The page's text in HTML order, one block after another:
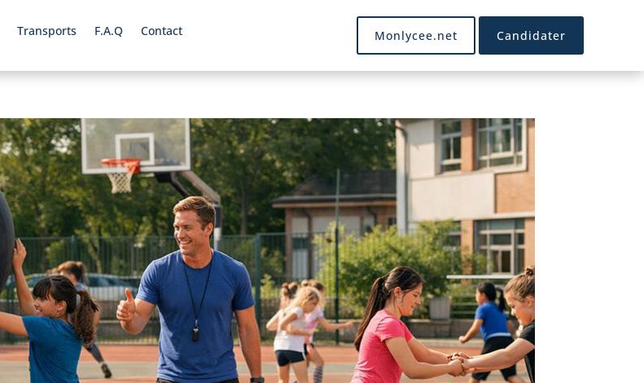
Transports F.A.Q Contact Candidater
Monlycee.net